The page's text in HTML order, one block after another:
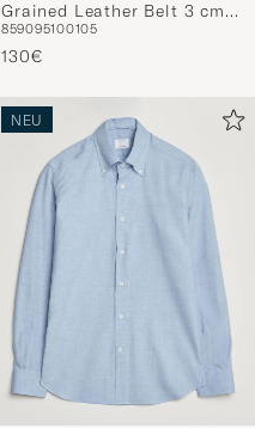
Grained Leather Belt 3 cm
Black
859095100105
130€
NEU